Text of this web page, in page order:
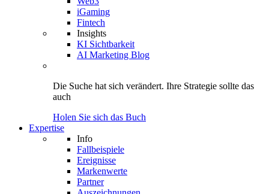
iGaming
Fintech
Insights
KI Sichtbarkeit
AI Marketing Blog
Die Suche hat sich verändert. Ihre Strategie sollte das
auch
Holen Sie sich das Buch
Expertise
Info
Fallbeispiele
Ereignisse
Markenwerte
Partner